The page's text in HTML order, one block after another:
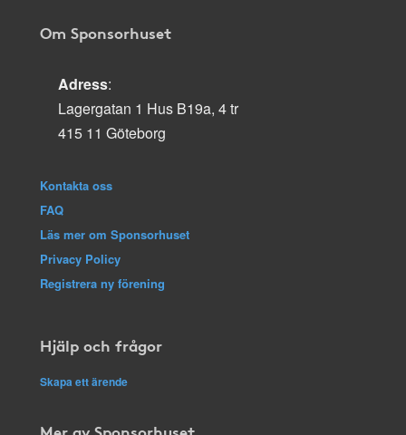
Om Sponsorhuset
Adress:
Lagergatan 1 Hus B19a, 4 tr
415 11 Göteborg
Kontakta oss
FAQ
Läs mer om Sponsorhuset
Privacy Policy
Registrera ny förening
Hjälp och frågor
Skapa ett ärende